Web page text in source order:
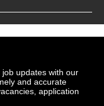
updates with our
and accurate
application